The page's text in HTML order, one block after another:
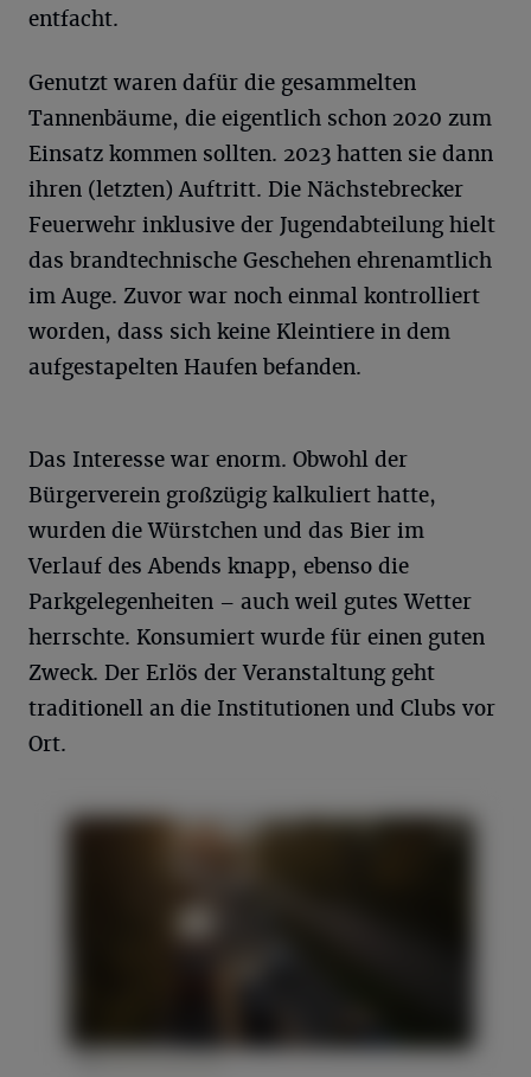
entfacht.
Genutzt waren dafür die gesammelten
Tannenbäume, die eigentlich schon 2020 zum
Einsatz kommen sollten. 2023 hatten sie dann
ihren (letzten) Auftritt. Die Nächstebrecker
Feuerwehr inklusive der Jugendabteilung hielt
das brandtechnische Geschehen ehrenamtlich
im Auge. Zuvor war noch einmal kontrolliert
worden, dass sich keine Kleintiere in dem
aufgestapelten Haufen befanden.
Das Interesse war enorm. Obwohl der
Bürgerverein großzügig kalkuliert hatte,
wurden die Würstchen und das Bier im
Verlauf des Abends knapp, ebenso die
Parkgelegenheiten – auch weil gutes Wetter
herrschte. Konsumiert wurde für einen guten
Zweck. Der Erlös der Veranstaltung geht
traditionell an die Institutionen und Clubs vor
Ort.